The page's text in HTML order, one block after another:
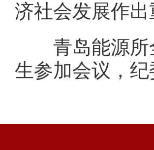
济社会发展作
青岛能源所全
生参加会议，